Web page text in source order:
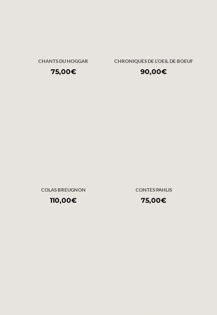
CHANTS DU HOGGAR
75,00€
CHRONIQUES DE L’OEIL DE BOEUF
90,00€
COLAS BREUGNON
110,00€
CONTES PAHLIS
75,00€